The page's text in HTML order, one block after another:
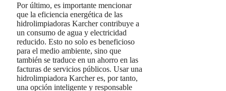
Por último, es importante mencionar
que la eficiencia energética de las
hidrolimpiadoras Karcher contribuye a
un consumo de agua y electricidad
reducido. Esto no solo es beneficioso
para el medio ambiente, sino que
también se traduce en un ahorro en las
facturas de servicios públicos. Usar una
hidrolimpiadora Karcher es, por tanto,
una opción inteligente y responsable